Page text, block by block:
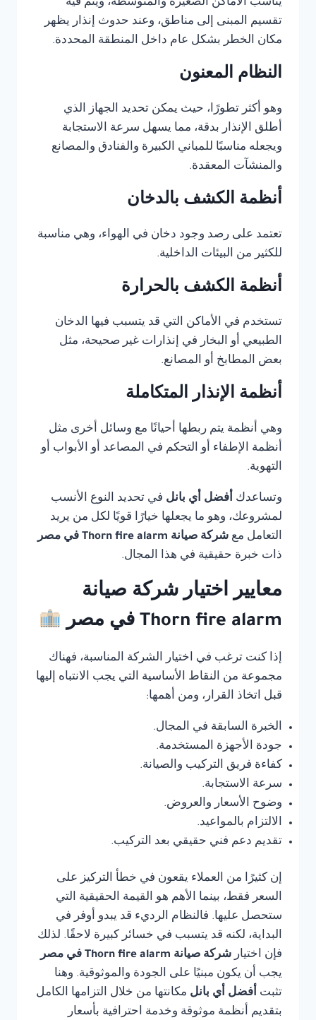
يناسب الأماكن الصغيرة والمتوسطة، ويتم فيه
تقسيم المبنى إلى مناطق، وعند حدوث إنذار يظهر
مكان الخطر بشكل عام داخل المنطقة المحددة.
النظام المعنون
وهو أكثر تطورًا، حيث يمكن تحديد الجهاز الذي
أطلق الإنذار بدقة، مما يسهل سرعة الاستجابة
ويجعله مناسبًا للمباني الكبيرة والفنادق والمصانع
والمنشآت المعقدة.
أنظمة الكشف بالدخان
تعتمد على رصد وجود دخان في الهواء، وهي مناسبة
للكثير من البيئات الداخلية.
أنظمة الكشف بالحرارة
تستخدم في الأماكن التي قد يتسبب فيها الدخان
الطبيعي أو البخار في إنذارات غير صحيحة، مثل
بعض المطابخ أو المصانع.
أنظمة الإنذار المتكاملة
وهي أنظمة يتم ربطها أحيانًا مع وسائل أخرى مثل
أنظمة الإطفاء أو التحكم في المصاعد أو الأبواب أو
التهوية.
وتساعدك أفضل أي بانل في تحديد النوع الأنسب
لمشروعك، وهو ما يجعلها خيارًا قويًا لكل من يريد
التعامل مع شركة صيانة Thorn fire alarm في مصر
ذات خبرة حقيقية في هذا المجال.
معايير اختيار شركة صيانة
Thorn fire alarm في مصر
إذا كنت ترغب في اختيار الشركة المناسبة، فهناك
مجموعة من النقاط الأساسية التي يجب الانتباه إليها
قبل اتخاذ القرار، ومن أهمها:
الخبرة السابقة في المجال.
جودة الأجهزة المستخدمة.
كفاءة فريق التركيب والصيانة.
سرعة الاستجابة.
وضوح الأسعار والعروض.
الالتزام بالمواعيد.
تقديم دعم فني حقيقي بعد التركيب.
إن كثيرًا من العملاء يقعون في خطأ التركيز على
السعر فقط، بينما الأهم هو القيمة الحقيقية التي
ستحصل عليها. فالنظام الرديء قد يبدو أوفر في
البداية، لكنه قد يتسبب في خسائر كبيرة لاحقًا. لذلك
فإن اختيار شركة صيانة Thorn fire alarm في مصر
يجب أن يكون مبنيًا على الجودة والموثوقية. وهنا
تثبت أفضل أي بانل مكانتها من خلال التزامها الكامل
بتقديم أنظمة موثوقة وخدمة احترافية بأسعار